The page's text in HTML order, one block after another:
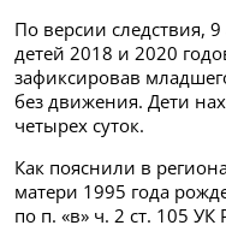
По версии следствия,
детей 2018 и 2020
зафиксировав
без движения. Дети
четырех суток.
Как пояснили в
матери 1995 года
по п. «в» ч. 2 ст. 105 УК